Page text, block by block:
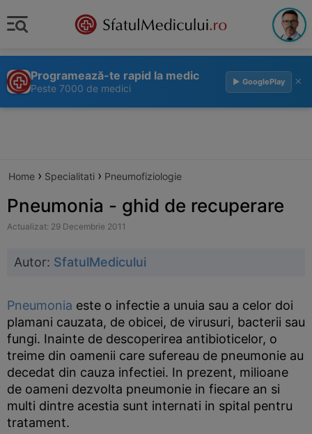
Programează-te rapid la medic
Peste 7000 de medici
▶ GooglePlay ×
Home › Specialitati › Pneumofiziologie
Pneumonia - ghid de recuperare
Actualizat: 29 Decembrie 2011
Autor: SfatulMedicului
Pneumonia este o infectie a unuia sau a celor doi
plamani cauzata, de obicei, de virusuri, bacterii sau
fungi. Inainte de descoperirea antibioticelor, o
treime din oamenii care sufereau de pneumonie au
decedat din cauza infectiei. In prezent, milioane
de oameni dezvolta pneumonie in fiecare an si
multi dintre acestia sunt internati in spital pentru
tratament.